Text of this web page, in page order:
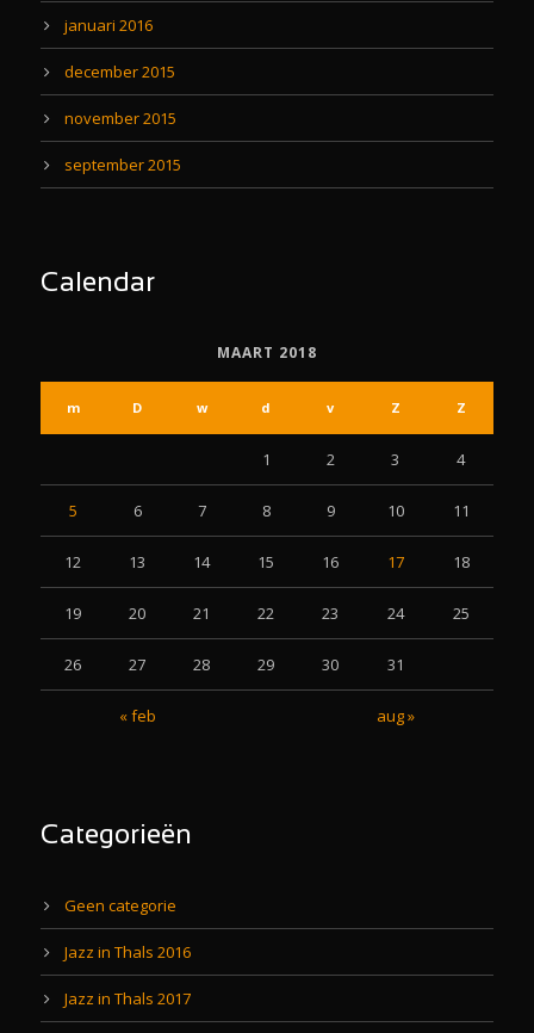
januari 2016
december 2015
november 2015
september 2015
Calendar
MAART 2018
m D w d v Z Z
« feb aug »
1 2 3 4
5 6 7 8 9 10 11
12 13 14 15 16 17 18
19 20 21 22 23 24 25
26 27 28 29 30 31
Categorieën
Geen categorie
Jazz in Thals 2016
Jazz in Thals 2017